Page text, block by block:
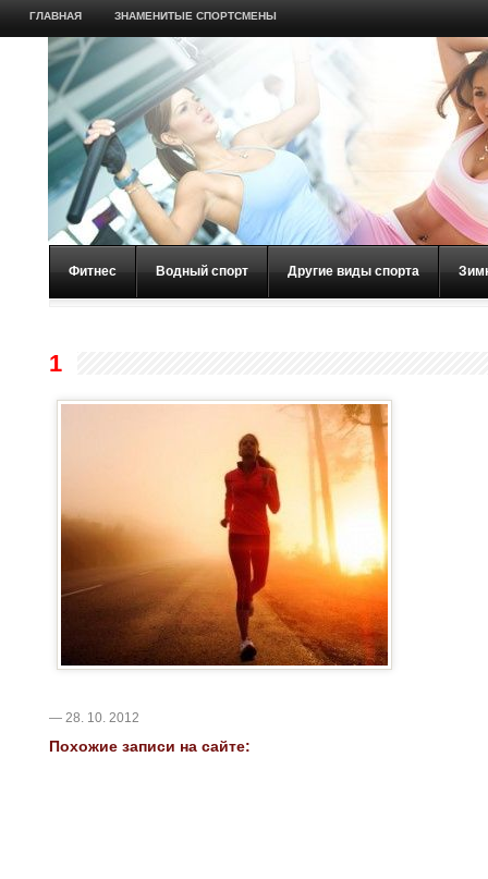
ГЛАВНАЯ ЗНАМЕНИТЫЕ СПОРТСМЕНЫ
Фитнес Водный спорт Другие виды спорта
1
— 28. 10. 2012
Похожие записи на сайте: